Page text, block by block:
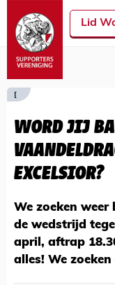
Lid
[
WORD JIJ
EXCELSIOR?
We zoeken
de wedstrijd
april, aftrap
alles! We